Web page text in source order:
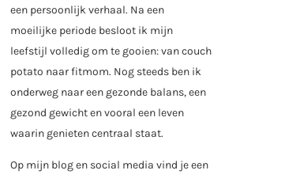
een persoonlijk verhaal. Na een
moeilijke periode besloot ik mijn
leefstijl volledig om te gooien: van couch
potato naar fitmom. Nog steeds ben ik
onderweg naar een gezonde balans, een
gezond gewicht en vooral een leven
waarin genieten centraal staat.
Op mijn blog en social media vind je een